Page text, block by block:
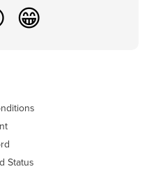
😁
Status